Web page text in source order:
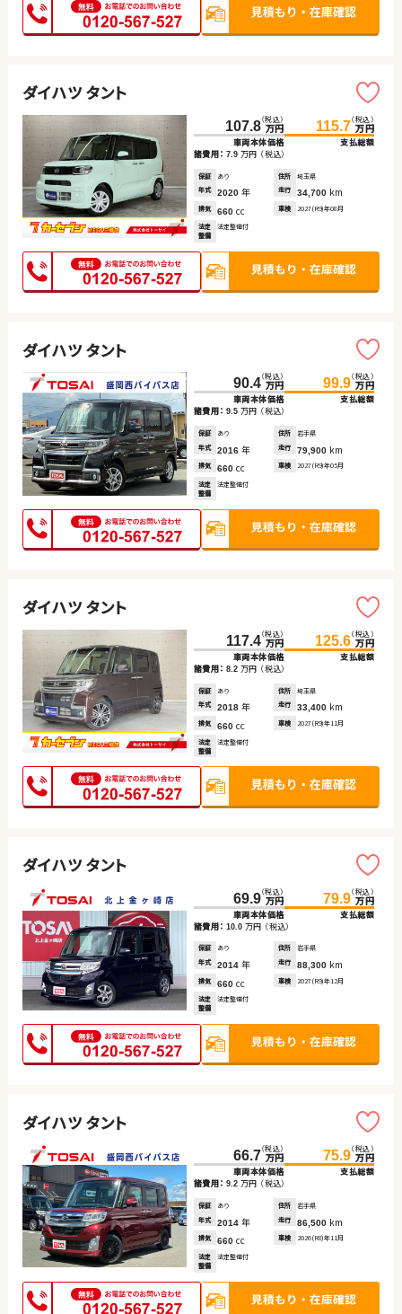
ダイハツ タント
107.8（税込）
万円
車両本体価格
115.7（税込）
万円
支払総額
諸費用： 7.9 万円 （税込）
保証 あり 住所
埼玉県
年式
2020 年 走行 34,700 km
排気 660 cc 車検 2027(R9)年08月
法定
整備
法定整備付
ダイハツ タント
90.4（税込）
万円
車両本体価格
99.9（税込）
万円
支払総額
諸費用： 9.5 万円 （税込）
保証 あり 住所
岩手県
年式
2016 年 走行 79,900 km
排気 660 cc 車検 2027(R9)年05月
法定
整備
法定整備付
ダイハツ タント
117.4（税込）
万円
車両本体価格
125.6（税込）
万円
支払総額
諸費用： 8.2 万円 （税込）
保証 あり 住所
埼玉県
年式
2018 年 走行 33,400 km
排気 660 cc 車検 2027(R9)年11月
法定
整備
法定整備付
ダイハツ タント
69.9（税込）
万円
車両本体価格
79.9（税込）
万円
支払総額
諸費用： 10.0 万円 （税込）
保証 あり 住所
岩手県
年式
2014 年 走行 88,300 km
排気 660 cc 車検 2027(R9)年12月
法定
整備
法定整備付
ダイハツ タント
66.7（税込）
万円
車両本体価格
75.9（税込）
万円
支払総額
諸費用： 9.2 万円 （税込）
保証 あり 住所
岩手県
年式
2014 年 走行 86,500 km
排気 660 cc 車検 2026(R8)年11月
法定
整備
法定整備付